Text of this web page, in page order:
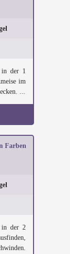
in der 1
im
...
Farben
in der 2